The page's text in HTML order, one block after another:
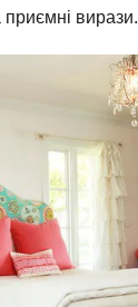
приємні вирази.